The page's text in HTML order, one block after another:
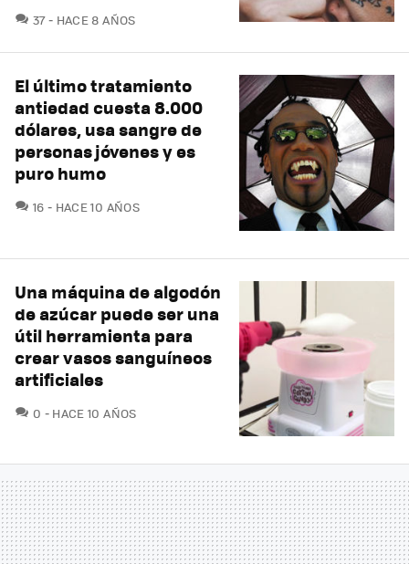
37COMENTARIOS
HACE 8 AÑOS
El último tratamiento
antiedad cuesta 8.000
dólares, usa sangre de
personas jóvenes y es
puro humo
16 COMENTARIOS
HACE 10 AÑOS
Una máquina de algodón
de azúcar puede ser una
útil herramienta para
crear vasos sanguíneos
artificiales
0 COMENTARIOS
HACE 10 AÑOS